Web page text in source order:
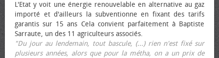
L'Etat y voit une énergie renouvelable en alternative au gaz
importé et d'ailleurs la subventionne en fixant des tarifs
garantis sur 15 ans Cela convient parfaitement à Baptiste
Sarraute, un des 11 agriculteurs associés.
"Du jour au lendemain, tout bascule, (...) rien n'est fixé sur
plusieurs années, alors que pour la métha, on a un prix de